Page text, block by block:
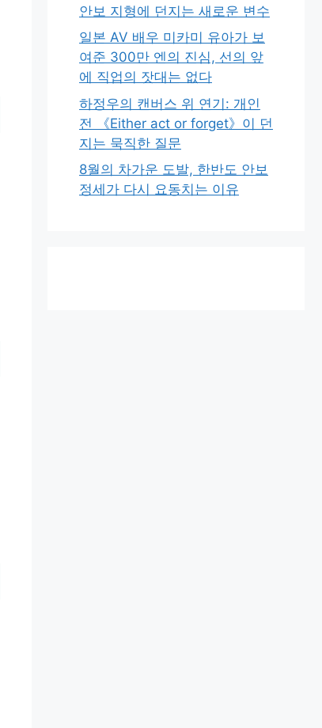
안보 지형에 던지는 새로운 변수
일본 AV 배우 미카미 유아가 보
여준 300만 엔의 진심, 선의 앞
에 직업의 잣대는 없다
하정우의 캔버스 위 연기: 개인
전 《Either act or forget》이 던
지는 묵직한 질문
8월의 차가운 도발, 한반도 안보
정세가 다시 요동치는 이유